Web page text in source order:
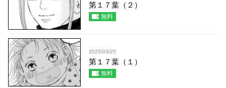
第１７葉（２）
無料
2025/03/25
第１７葉（１）
無料